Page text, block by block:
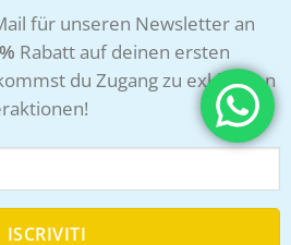
für unseren Newsletter an
Rabatt auf deinen ersten
du Zugang zu exklusiven